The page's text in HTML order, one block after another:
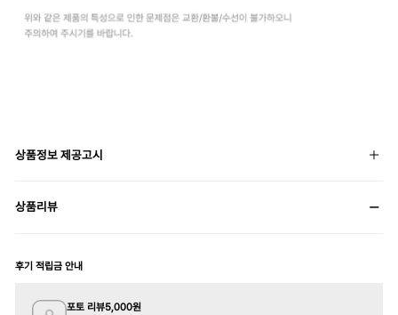
상품정보 제공고시
상품리뷰
후기 적립금 안내
포토 리뷰5,000원